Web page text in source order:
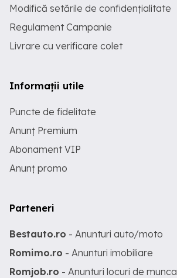
Modifică setările de confidențialitate
Regulament Campanie
Livrare cu verificare colet
Informații utile
Puncte de fidelitate
Anunț Premium
Abonament VIP
Anunț promo
Parteneri
Bestauto.ro - Anunturi auto/moto
Romimo.ro - Anunturi imobiliare
Romjob.ro - Anunturi locuri de munca